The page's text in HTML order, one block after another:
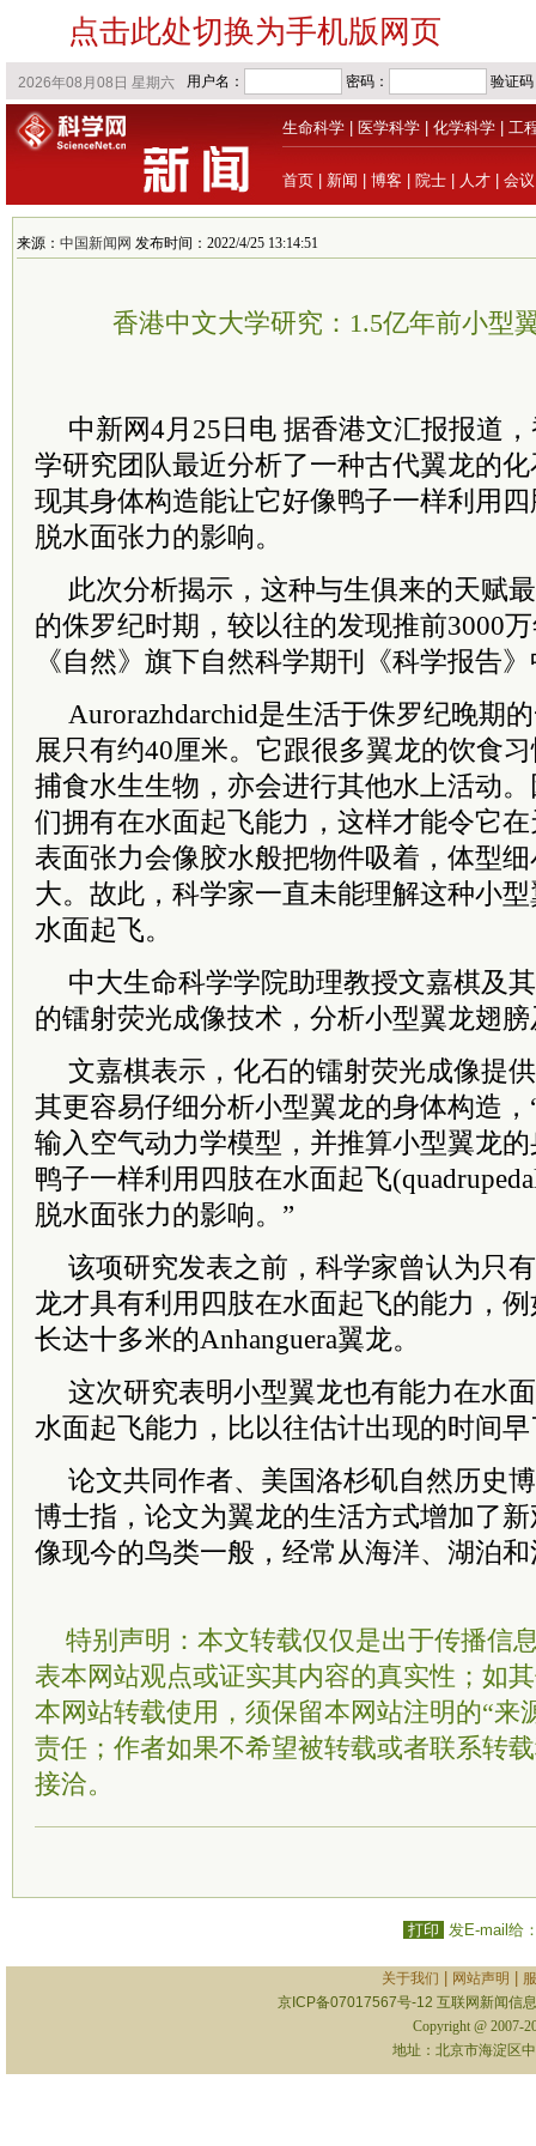
点击此处切换为手机版网页
生命科学 医学科学 化学科学 工
首页 新闻 博客 院士 人才 会议
来源： 中国新闻网 发布时间：2022/4/25 13:14:51
香港中文大学研究：1.5亿年前小型
中新网4月25日电 据香港文汇报报道，
学研究团队最近分析了一种古代翼龙的
现其身体构造能让它好像鸭子一样利用
脱水面张力的影响。
此次分析揭示，这种与生俱来的天赋
的侏罗纪时期，较以往的发现推前3000
《自然》旗下自然科学期刊《科学报告
Aurorazhdarchid是生活于侏罗纪晚期
展只有约40厘米。它跟很多翼龙的饮食
捕食水生生物，亦会进行其他水上活动
们拥有在水面起飞能力，这样才能令它
表面张力会像胶水般把物件吸着，体型
大。故此，科学家一直未能理解这种小
水面起飞。
中大生命科学学院助理教授文嘉棋及
的镭射荧光成像技术，分析小型翼龙翅
文嘉棋表示，化石的镭射荧光成像提
其更容易仔细分析小型翼龙的身体构造
输入空气动力学模型，并推算小型翼龙
鸭子一样利用四肢在水面起飞
脱水面张力的影响。”
该项研究发表之前，科学家曾认为只
龙才具有利用四肢在水面起飞的能力，
长达十多米的Anhanguera翼龙。
这次研究表明小型翼龙也有能力在水
水面起飞能力，比以往估计出现的时间
论文共同作者、美国洛杉矶自然历史
博士指，论文为翼龙的生活方式增加了
像现今的鸟类一般，经常从海洋、湖泊
特别声明：本文转载仅仅是出于传播信
表本网站观点或证实其内容的真实性；如
本网站转载使用，须保留本网站注明的“来
责任；作者如果不希望被转载或者联系转
接洽。
打印 发E-mail给
关于我们 网站声明
京ICP备07017567号-12 互联网新闻信
Copyright @ 2007-
地址：北京市海淀区